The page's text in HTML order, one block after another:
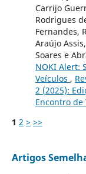
Carrijo
Rodrigues
Fernandes,
Araújo
Soares e
NOKI Alert:
Veículos ,
2 (2025):
Encontro de
1 2 > >>
Artigos